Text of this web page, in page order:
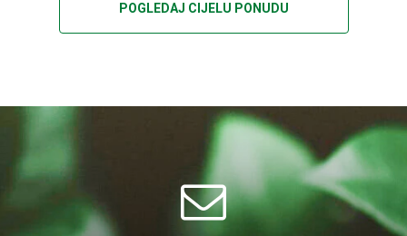
POGLEDAJ CIJELU PONUDU